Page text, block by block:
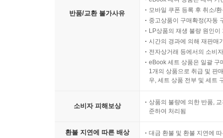
반품/교환 불가사유
모바일 쿠폰 등록 후 취소/
중고상품이 구매확정(자동
LP상품의 재생 불량 원인
시간의 경과에 의해 재판매
전자상거래 등에서의 소비
eBook 세트 상품은 일괄 구
1개의 상품으로 취급 및 판
우, 세트 상품 전부 및 세트
소비자 피해보상
상품의 불량에 의한 반품,
준하여 처리됨
환불 지연에 따른 배상 대금 환불 및 환불 지연에